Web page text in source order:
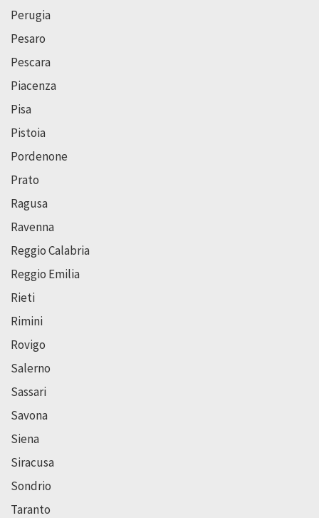
Perugia
Pesaro
Pescara
Piacenza
Pisa
Pistoia
Pordenone
Prato
Ragusa
Ravenna
Reggio Calabria
Reggio Emilia
Rieti
Rimini
Rovigo
Salerno
Sassari
Savona
Siena
Siracusa
Sondrio
Taranto